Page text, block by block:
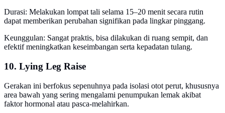
Durasi: Melakukan lompat tali selama 15–20 menit secara rutin
dapat memberikan perubahan signifikan pada lingkar pinggang.
Keunggulan: Sangat praktis, bisa dilakukan di ruang sempit, dan
efektif meningkatkan keseimbangan serta kepadatan tulang.
10. Lying Leg Raise
Gerakan ini berfokus sepenuhnya pada isolasi otot perut, khususnya
area bawah yang sering mengalami penumpukan lemak akibat
faktor hormonal atau pasca-melahirkan.